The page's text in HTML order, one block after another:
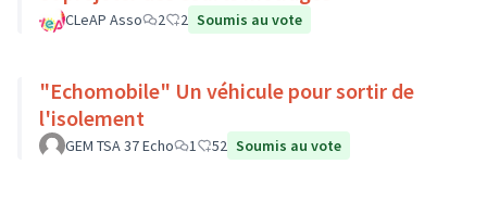
CLeAP Asso 2 2 Soumis au vote
"Echomobile" Un véhicule pour sortir de
l'isolement
GEM TSA 37 Echo 1 52 Soumis au vote